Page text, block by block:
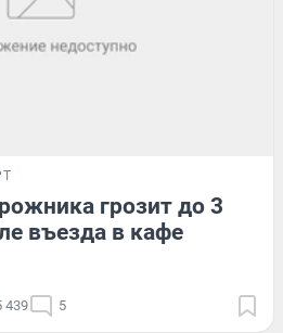
грозит до 3
въезда в кафе
439 5